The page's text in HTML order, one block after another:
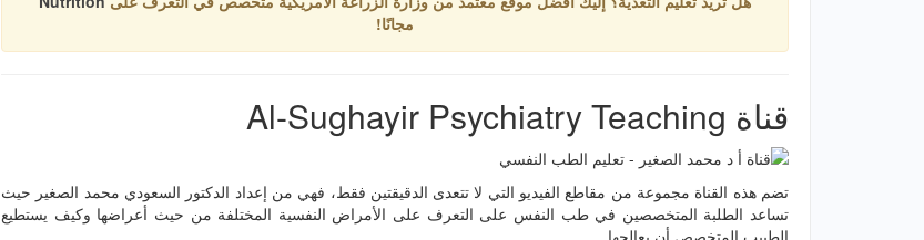
مجانًا!
قناة Al-Sughayir Psychiatry Teaching
تضم هذه القناة مجموعة من مقاطع الفيديو التي لا تتعدى الدقيقتين فقط، فهي من إعداد الدكتور السعودي محمد الصغير حيث
تساعد الطلبة المتخصصين في طب النفس على التعرف على الأمراض النفسية المختلفة من حيث أعراضها وكيف يستطيع